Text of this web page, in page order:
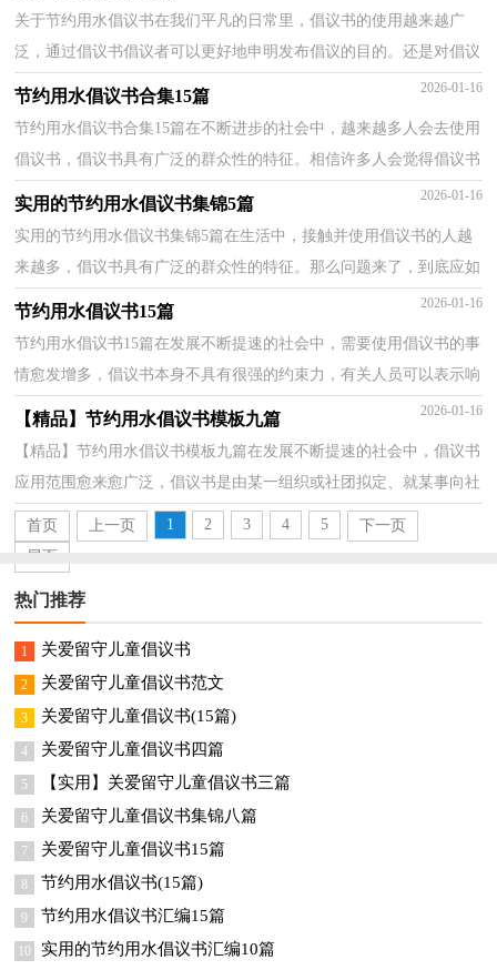
关于节约用水倡议书在我们平凡的日常里，倡议书的使用越来越广
泛，通过倡议书倡议者可以更好地申明发布倡议的目的。还是对倡议
书一筹莫展吗？下面是小编帮大家整理的关于节约用水...
节约用水倡议书合集15篇 2026-01-16
节约用水倡议书合集15篇在不断进步的社会中，越来越多人会去使用
倡议书，倡议书具有广泛的群众性的特征。相信许多人会觉得倡议书
很难写吧，下面是小编整理的节约用水倡议书，仅供参...
实用的节约用水倡议书集锦5篇 2026-01-16
实用的节约用水倡议书集锦5篇在生活中，接触并使用倡议书的人越
来越多，倡议书具有广泛的群众性的特征。那么问题来了，到底应如
何写一份恰当的倡议书呢？下面是小编收集整理的节约...
节约用水倡议书15篇 2026-01-16
节约用水倡议书15篇在发展不断提速的社会中，需要使用倡议书的事
情愈发增多，倡议书本身不具有很强的约束力，有关人员可以表示响
应，也可以不表示响应。相信很多朋友都对写倡议书感...
【精品】节约用水倡议书模板九篇 2026-01-16
【精品】节约用水倡议书模板九篇在发展不断提速的社会中，倡议书
应用范围愈来愈广泛，倡议书是由某一组织或社团拟定、就某事向社
会提出建议或提议社会成员共同去做某事的书面文...
首页 上一页 1 2 3 4 5
下一页
尾页
热门推荐
1 关爱留守儿童倡议书
2 关爱留守儿童倡议书范文
3 关爱留守儿童倡议书(15篇)
4 关爱留守儿童倡议书四篇
5 【实用】关爱留守儿童倡议书三篇
6 关爱留守儿童倡议书集锦八篇
7 关爱留守儿童倡议书15篇
8 节约用水倡议书(15篇)
9 节约用水倡议书汇编15篇
10 实用的节约用水倡议书汇编10篇